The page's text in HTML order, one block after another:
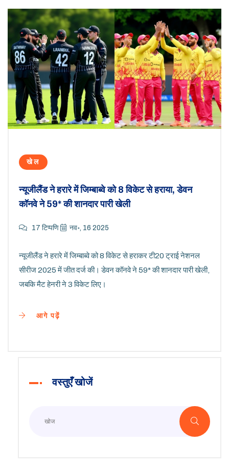
खेल
न्यूजीलैंड ने हरारे में जिम्बाब्वे को 8 विकेट से हराया, डेवन
कॉनवे ने 59* की शानदार पारी खेली
17 टिप्पणि नव॰, 16 2025
न्यूजीलैंड ने हरारे में जिम्बाब्वे को 8 विकेट से हराकर टी20 ट्राई नेशनल
सीरीज 2025 में जीत दर्ज की। डेवन कॉनवे ने 59* की शानदार पारी खेली,
जबकि मैट हेनरी ने 3 विकेट लिए।
आगे पढ़ें
वस्तुएँ खोजें